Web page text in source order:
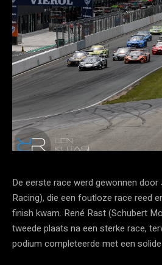
De eerste race werd gewonnen
Racing), die een foutloze race reed
finish kwam. René Rast (Schubert
tweede plaats na een sterke race,
podium completeerde met een